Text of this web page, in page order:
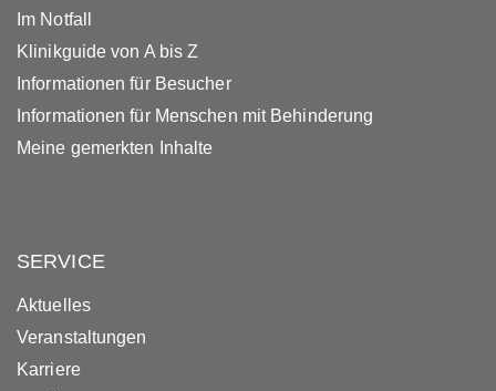
Im Notfall
Klinikguide von A bis Z
Informationen für Besucher
Informationen für Menschen mit Behinderung
Meine gemerkten Inhalte
SERVICE
Aktuelles
Veranstaltungen
Karriere